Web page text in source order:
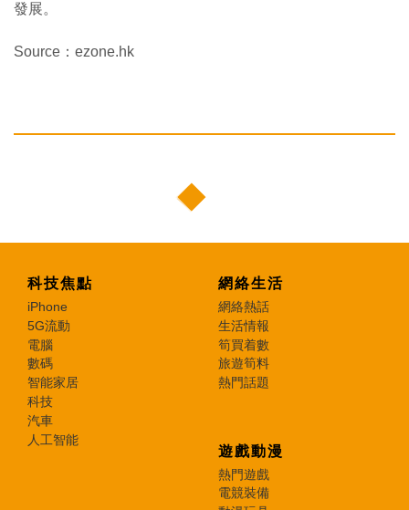
發展。
Source：ezone.hk
科技焦點
iPhone
5G流動
電腦
數碼
智能家居
科技
汽車
人工智能
網絡生活
網絡熱話
生活情報
筍買着數
旅遊筍料
熱門話題
遊戲動漫
熱門遊戲
電競裝備